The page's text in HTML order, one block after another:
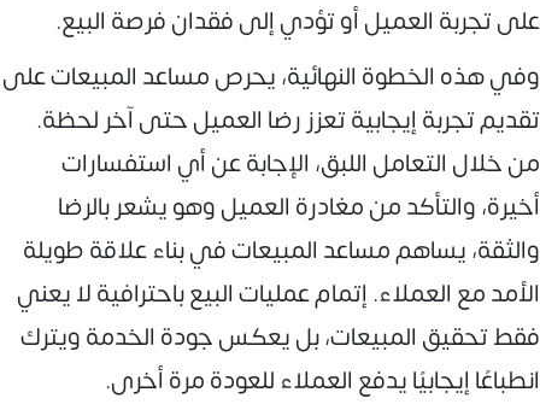
على تجربة العميل أو تؤدي إلى فقدان فرصة البيع.
وفي هذه الخطوة النهائية، يحرص مساعد المبيعات على
تقديم تجربة إيجابية تعزز رضا العميل حتى آخر لحظة.
من خلال التعامل اللبق، الإجابة عن أي استفسارات
أخيرة، والتأكد من مغادرة العميل وهو يشعر بالرضا
والثقة، يساهم مساعد المبيعات في بناء علاقة طويلة
الأمد مع العملاء. إتمام عمليات البيع باحترافية لا يعني
فقط تحقيق المبيعات، بل يعكس جودة الخدمة ويترك
انطباعًا إيجابيًا يدفع العملاء للعودة مرة أخرى.